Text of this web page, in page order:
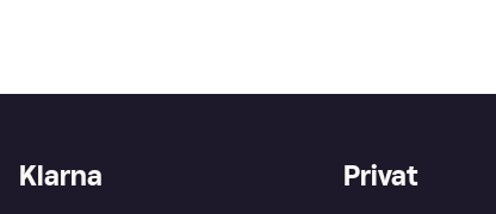
Klarna Privat